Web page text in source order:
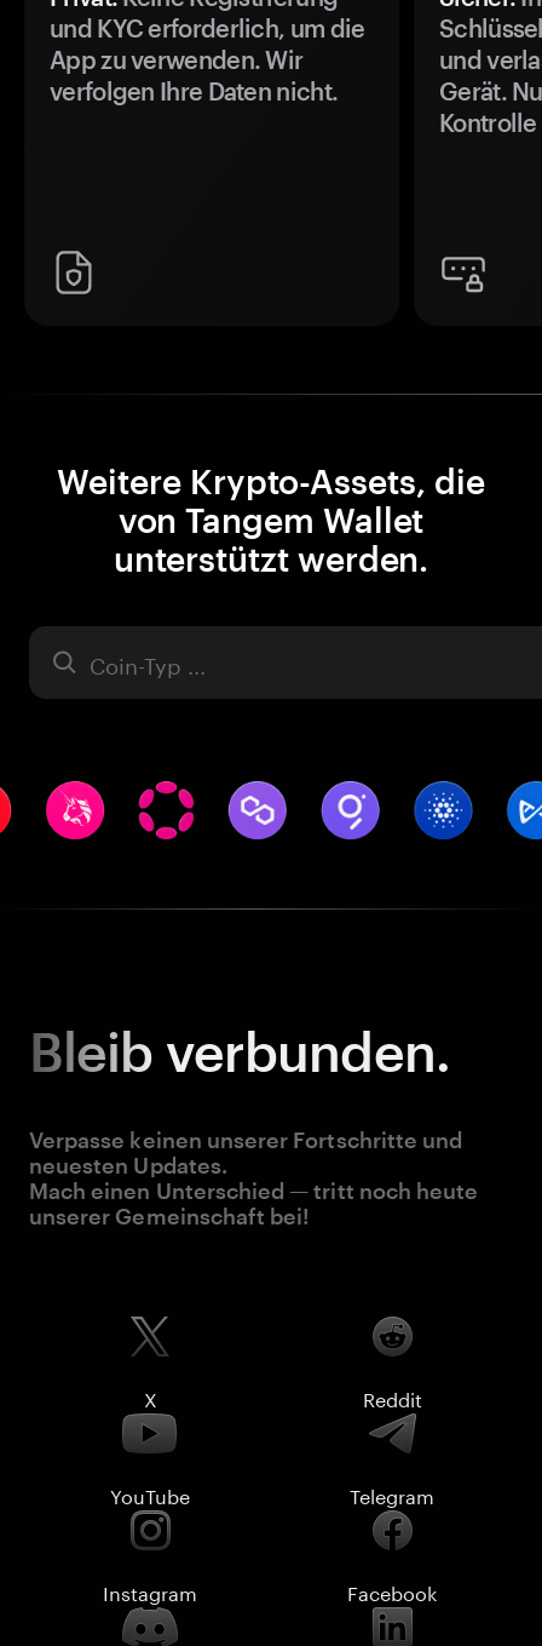
und KYC erforderlich, um die
App zu verwenden. Wir
verfolgen Ihre Daten nicht.
und
Gerät.
Weitere Krypto-Assets, die
von Tangem Wallet
unterstützt werden.
Asset
Bleib verbunden.
Verpasse keinen unserer Fortschritte und
neuesten Updates.
Mach einen Unterschied — tritt noch heute
unserer Gemeinschaft bei!
X Reddit
YouTube Telegram
Instagram Facebook